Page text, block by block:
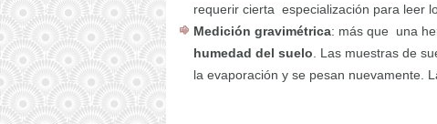
requerir cierta especialización para leer
Medición gravimétrica: más que una
humedad del suelo . Las muestras de
la evaporación y se pesan nuevamente.